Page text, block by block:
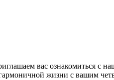
вас ознакомиться
жизни с вашим